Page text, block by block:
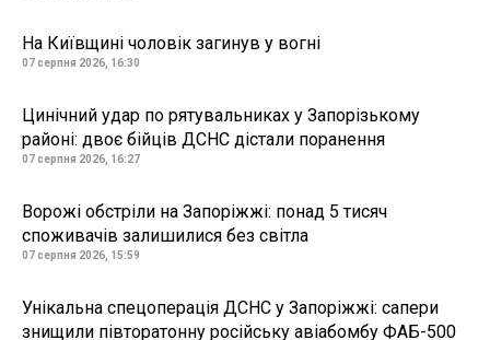
На Київщині чоловік загинув у вогні
07 серпня 2026, 16:30
Цинічний удар по рятувальниках у Запорізькому
районі: двоє бійців ДСНС дістали поранення
07 серпня 2026, 16:27
Ворожі обстріли на Запоріжжі: понад 5 тисяч
споживачів залишилися без світла
07 серпня 2026, 15:59
Унікальна спецоперація ДСНС у Запоріжжі: сапери
знищили півторатонну російську авіабомбу ФАБ-500